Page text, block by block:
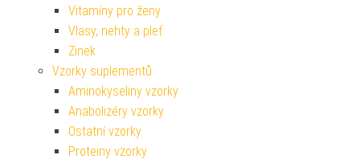
Vitamíny pro ženy
Vlasy, nehty a pleť
Zinek
Vzorky suplementů
Aminokyseliny vzorky
Anabolizéry vzorky
Ostatní vzorky
Proteiny vzorky